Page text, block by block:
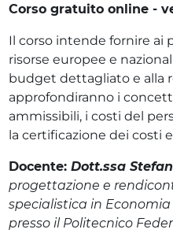
Corso gratuito online -
Il corso intende fornire
risorse europee e
budget dettagliato e alla
approfondiranno i
ammissibili, i costi del
la certificazione dei costi
Docente: Dott.ssa
progettazione e
specialistica in
presso il Politecnico